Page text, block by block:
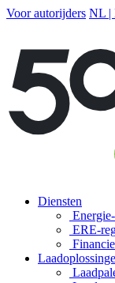
Voor autorijders NL |
Diensten
ERE-